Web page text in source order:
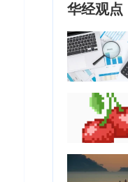
华经观点